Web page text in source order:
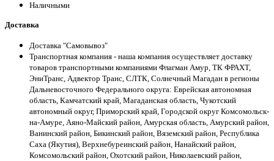
Наличными
Доставка
Доставка "Самовывоз"
Транспортная компания - наша компания осуществляет доставку
товаров транспортными компаниями Флагман Амур, ТК ФРАХТ,
ЭниТранс, Адвектор Транс, СЛТК, Солнечный Магадан в регионы
Дальневосточного Федерального округа: Еврейская автономная
область, Камчатский край, Магаданская область, Чукотский
автономный округ, Приморский край, Городской округ Комсомольск-
на-Амуре, Аяно-Майский район, Амурская область, Амурский район,
Ванинский район, Бикинский район, Вяземский район, Республика
Саха (Якутия), Верхнебуреинский район, Нанайский район,
Комсомольский район, Охотский район, Николаевский район,